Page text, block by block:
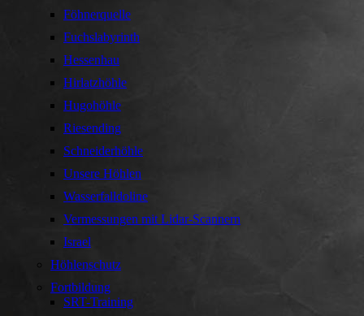
Föhnerquelle
Fuchslabyrinth
Hessenhau
Hirlatzhöhle
Hugohöhle
Riesending
Schneiderhöhle
Unsere Höhlen
Wasserfalldoline
Vermessungen mit Lidar-Scannern
Israel
Höhlenschutz
Fortbildung
SRT-Training